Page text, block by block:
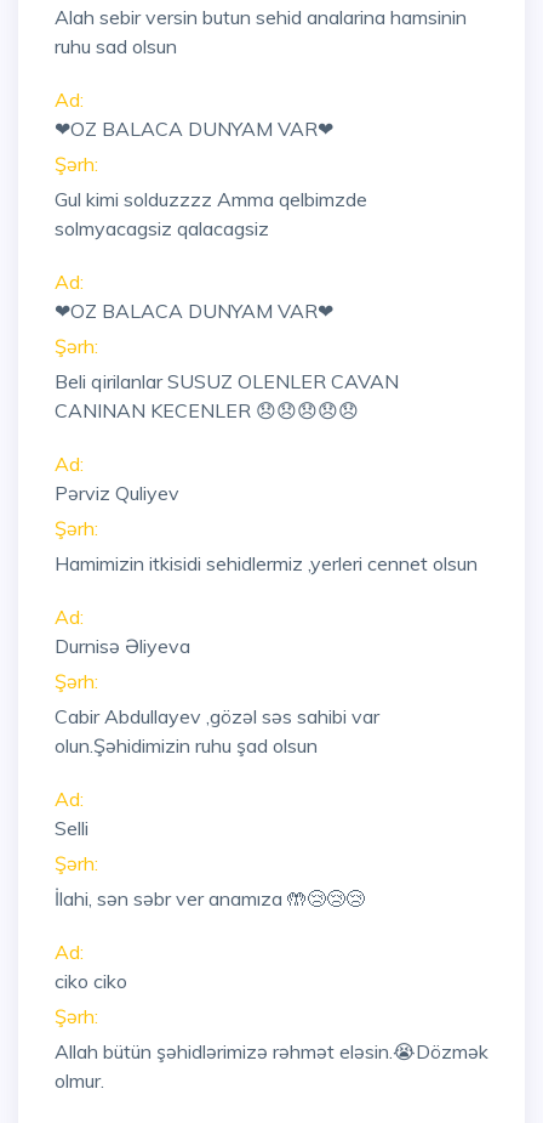
Alah sebir versin butun sehid analarina hamsinin
ruhu sad olsun
Ad:
❤OZ BALACA DUNYAM VAR❤
Şərh:
Gul kimi solduzzzz Amma qelbimzde
solmyacagsiz qalacagsiz
Ad:
❤OZ BALACA DUNYAM VAR❤
Şərh:
Beli qirilanlar SUSUZ OLENLER CAVAN
CANINAN KECENLER 😞😞😞😞😞
Ad:
Pərviz Quliyev
Şərh:
Hamimizin itkisidi sehidlermiz ,yerleri cennet olsun
Ad:
Durnisə Əliyeva
Şərh:
Cabir Abdullayev ,gözəl səs sahibi var
olun.Şəhidimizin ruhu şad olsun
Ad:
Selli
Şərh:
İlahi, sən səbr ver anamıza 🤲😢😢😢
Ad:
ciko ciko
Şərh:
Allah bütün şəhidlərimizə rəhmət eləsin.😭Dözmək
olmur.